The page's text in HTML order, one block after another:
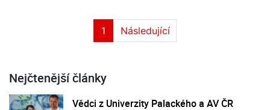
1 Následující
Nejčtenější články
Vědci z Univerzity Palackého a AV ČR